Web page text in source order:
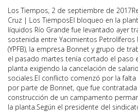
Los Tiempos, 2 de septiembre de
Cruz | Los TiemposEl bloqueo en la
líquidos Río Grande fue levantado ayer
sostenida entre Yacimientos Petrolíferos
(YPFB), la empresa Bonnet y grupo de
el pasado martes tenía cortado el paso
planta exigiendo la cancelación de
sociales.El conflicto comenzó por la
por parte de Bonnet, que fue contratada
construcción de un campamento
la planta.Según el presidente del sindicato